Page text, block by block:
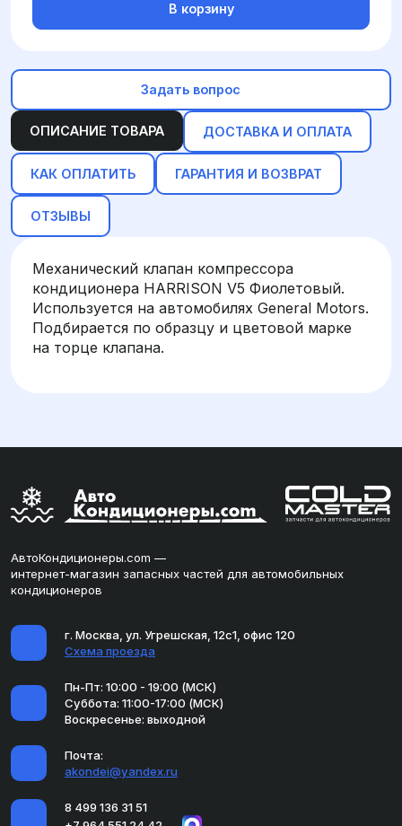
ОПИСАНИЕ ТОВАРА ДОСТАВКА И ОПЛАТА
КАК ОПЛАТИТЬ ГАРАНТИЯ И ВОЗВРАТ
ОТЗЫВЫ
Механический клапан компрессора
кондиционера HARRISON V5 Фиолетовый.
Используется на автомобилях General Motors.
Подбирается по образцу и цветовой марке
на торце клапана.
В корзину
Задать вопрос
АвтоКондиционеры.com —
интернет-магазин запасных частей для автомобильных
кондиционеров
г. Москва, ул. Угрешская, 12с1, офис 120
Схема проезда
Пн-Пт: 10:00 - 19:00 (МСК)
Суббота: 11:00-17:00 (МСК)
Воскресенье: выходной
Почта:
akondei@yandex.ru
8 499 136 31 51